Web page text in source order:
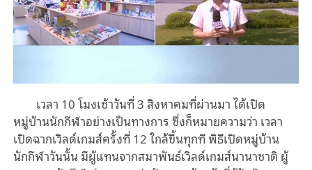
เวลา 10 โมงเช้าวันที่ 3 สิงหาคมที่ผ่านมา ได้เปิด
หมู่บ้านนักกีฬาอย่างเป็นทางการ ซึ่งก็หมายความว่า เวลา
เปิดฉากเวิลด์เกมส์ครั้งที่ 12 ใกล้ขึ้นทุกที พิธีเปิดหมู่บ้าน
นักกีฬาวันนั้น มีผู้แทนจากสมาพันธ์เวิลด์เกมส์นานาชาติ ผู้